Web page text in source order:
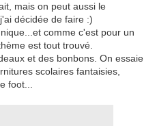
mais on peut aussi le
décidée de faire :)
comme c'est pour un
est tout trouvé.
et des bonbons. On essaie
scolaires fantaisies,
foot...